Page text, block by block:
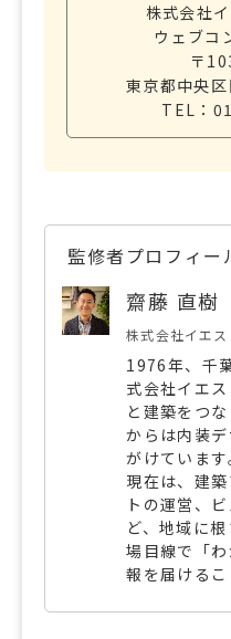
株式会社
ウェブコ
〒
東京都中央
TEL：
監修者プロフィー
齋藤 直樹
株式会社イエ
1976年、千
式会社イエ
と建築をつ
からは内装
がけています
現在は、建
トの運営、
ど、地域に
場目線で「
報を届けるこ